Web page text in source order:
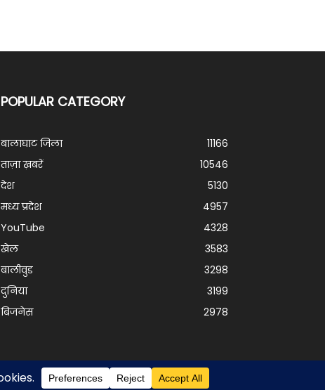
POPULAR CATEGORY
बालाघाट जिला
11166
ताज़ा ख़बरें
10546
देश
5130
मध्य प्रदेश
4957
YouTube
4328
खेल
3583
बालीवुड
3298
दुनिया
3199
बिजनेस
2978